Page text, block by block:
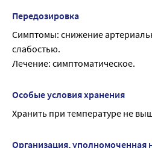
вегетативной нервных систем
Передозировка
Симптомы: снижение
слабостью.
Лечение: симптоматическое.
Особые условия хранения
Хранить при температуре не
Организация, уполномоченная